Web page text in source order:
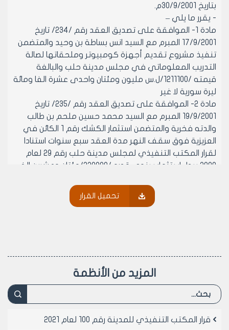
بتاريخ 30/9/2001م.
- يقرر ما يلي –
مادة 1- الموافقة على تصديق العقد رقم /234/ تاريخ
17/9/2001 المبرم مع السيد انس بساطة بن وحيد والمتضمن
تنفيذ مشروع تقديم أجهزة كومبيوتر وملحقاتها لصالة
التدريب المعلوماتي في مجلس مدينة حلب والبالغة
قيمته /1211100/ل.س مليون ومئتان واحدى عشرة الفا ومائة
ليرة سورية لا غير
مادة 2- الموافقة على تصديق العقد رقم /235/ تاريخ
19/9/2001 المبرم مع السيد محمد حسين ملحم بن طالب
والدته فخرية والمتضمن استثمار الكشك رقم 1 الكائن في
العزيزية فوق سقف النهر مدة العقد سبع سنوات استنادا
لقرار المكتب التنفيذي لمجلس مدينة حلب رقم 29 لعام
2000 ببدل استثمار سنوي قدره /220000/مئتان وعشرين الف
وخمسمائة واربعون الف ليرة سورية لا غير
رقم /14608/ من المنطقة العقارية (انصاري) والبالغة
تحميل القرار
المزيد من الأنظمة
قرار المكتب التنفيذي للمدينة رقم 100 لعام 2021